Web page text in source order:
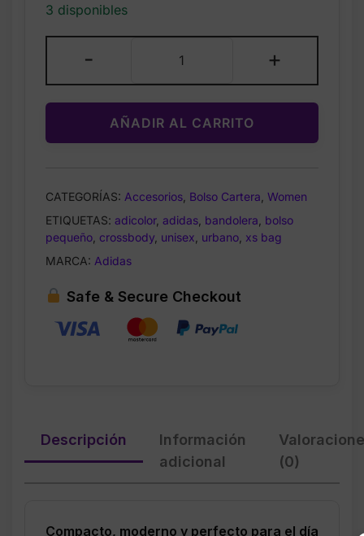
3 disponibles
-
–
Bolso
Bandolera
Adicolor
XS
–
Compacto
con
cantidad
+
AÑADIR AL CARRITO
CATEGORÍAS: Accesorios Bolso Cartera Women
ETIQUETAS: adicolor, adidas bandolera bolso
pequeño crossbody unisex urbano xs bag
MARCA: Adidas
Safe & Secure Checkout
Descripción
Información
adicional
(0)
Compacto, moderno y perfecto para el día